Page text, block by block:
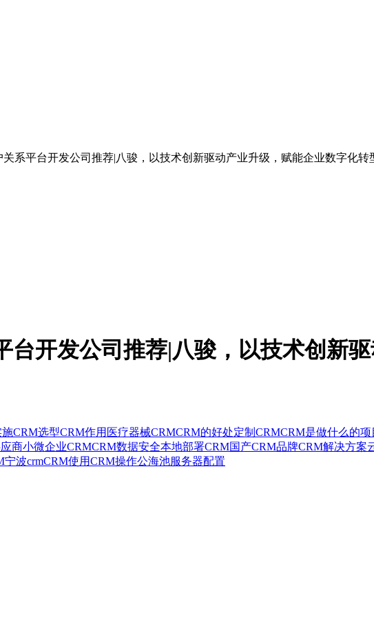
关系平台开发公司推荐|八骏，以技术创新驱动产业升级，赋能企业数字化转
台开发公司推荐|八骏，以技术创新
施CRM选型CRM作用 医疗器械CRMCRM的好处定制CRMCRM是做什么的项
商小微企业CRMCRM数据安全本地部署CRM国产CRM品牌CRM解决方案
宁波crmCRM使用CRM操作公海池服务器配置